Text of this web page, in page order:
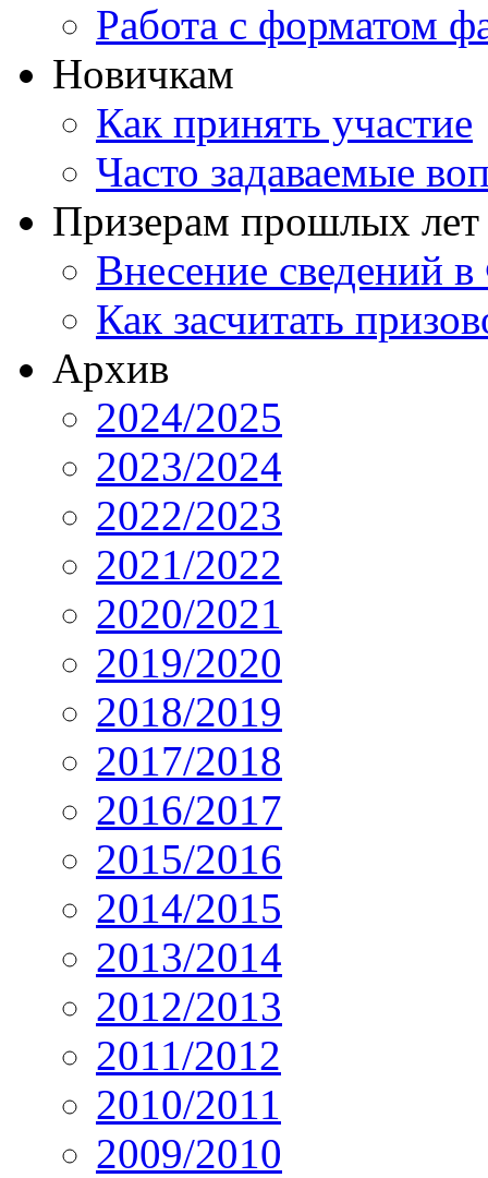
Работа с форматом
Новичкам
Как принять участие
Часто задаваемые
Призерам прошлых лет
Внесение
Как засчитать
Архив
2024/2025
2023/2024
2022/2023
2021/2022
2020/2021
2019/2020
2018/2019
2017/2018
2016/2017
2015/2016
2014/2015
2013/2014
2012/2013
2011/2012
2010/2011
2009/2010